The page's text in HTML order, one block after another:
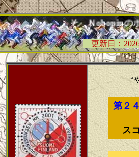
ようこそ Ｎobopinのホームペ
更新日：
“
第２
ス